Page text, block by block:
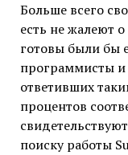
Больше всего
есть не жалеют
готовы были бы
программисты
ответивших
процентов
поиску работы